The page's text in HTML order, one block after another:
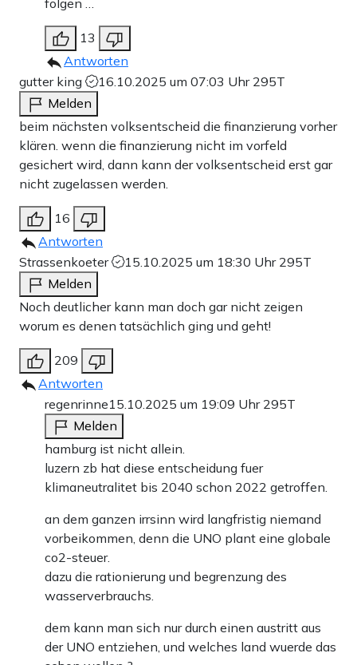
13
Antworten
gutter king
16.10.2025 um 07:03 Uhr 295T
Melden
beim nächsten volksentscheid die finanzierung vorher
klären. wenn die finanzierung nicht im vorfeld
gesichert wird, dann kann der volksentscheid erst gar
nicht zugelassen werden.
16
Antworten
Strassenkoeter
15.10.2025 um 18:30 Uhr 295T
Melden
Noch deutlicher kann man doch gar nicht zeigen
worum es denen tatsächlich ging und geht!
209
Antworten
regenrinne15.10.2025 um 19:09 Uhr 295T
Melden
hamburg ist nicht allein.
luzern zb hat diese entscheidung fuer
klimaneutralitet bis 2040 schon 2022 getroffen.
an dem ganzen irrsinn wird langfristig niemand
vorbeikommen, denn die UNO plant eine globale
co2-steuer.
dazu die rationierung und begrenzung des
wasserverbrauchs.
dem kann man sich nur durch einen austritt aus
der UNO entziehen, und welches land wuerde das